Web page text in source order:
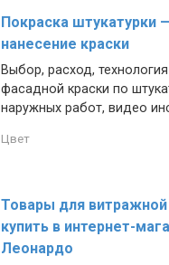
Покраска штукатурки
нанесение краски
Выбор, расход,
фасадной краски по
наружных работ, видео
Цвет
Товары для витражной
купить в интернет-
Леонардо